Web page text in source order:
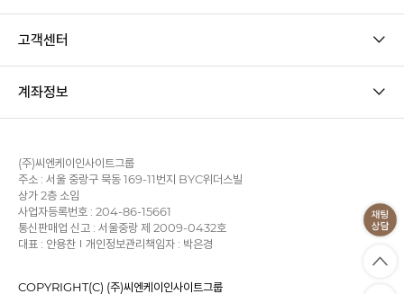
고객센터
계좌정보
(주)씨엔케이인사이트그룹
주소 : 서울 중랑구 묵동 169-11번지 BYC위더스빌
상가 2층 소임
사업자등록번호 : 204-86-15661
통신판매업 신고 : 서울중랑 제 2009-0432호
대표 : 안용찬
개인정보관리책임자 : 박은경
COPYRIGHT(C) (주)씨엔케이인사이트그룹